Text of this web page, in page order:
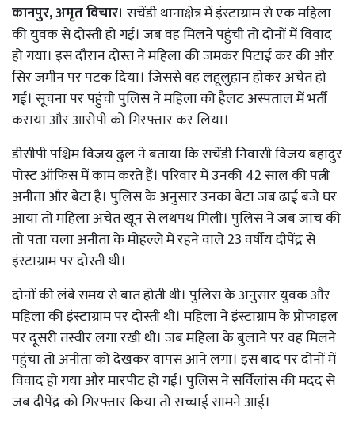
कानपुर, अमृत विचार। सचेंडी थानाक्षेत्र में इंस्टाग्राम से एक महिला
की युवक से दोस्ती हो गई। जब वह मिलने पहुंची तो दोनों में विवाद
हो गया। इस दौरान दोस्त ने महिला की जमकर पिटाई कर की और
सिर जमीन पर पटक दिया। जिससे वह लहूलुहान होकर अचेत हो
गई। सूचना पर पहुंची पुलिस ने महिला को हैलट अस्पताल में भर्ती
कराया और आरोपी को गिरफ्तार कर लिया।
डीसीपी पश्चिम विजय ढुल ने बताया कि सचेंडी निवासी विजय बहादुर
पोस्ट ऑफिस में काम करते हैं। परिवार में उनकी 42 साल की पत्नी
अनीता और बेटा है। पुलिस के अनुसार उनका बेटा जब ढाई बजे घर
आया तो महिला अचेत खून से लथपथ मिली। पुलिस ने जब जांच की
तो पता चला अनीता के मोहल्ले में रहने वाले 23 वर्षीय दीपेंद्र से
इंस्टाग्राम पर दोस्ती थी।
दोनों की लंबे समय से बात होती थी। पुलिस के अनुसार युवक और
महिला की इंस्टाग्राम पर दोस्ती थी। महिला ने इंस्टाग्राम के प्रोफाइल
पर दूसरी तस्वीर लगा रखी थी। जब महिला के बुलाने पर वह मिलने
पहुंचा तो अनीता को देखकर वापस आने लगा। इस बाद पर दोनों में
विवाद हो गया और मारपीट हो गई। पुलिस ने सर्विलांस की मदद से
जब दीपेंद्र को गिरफ्तार किया तो सच्चाई सामने आई।